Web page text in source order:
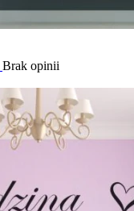
Brak opinii